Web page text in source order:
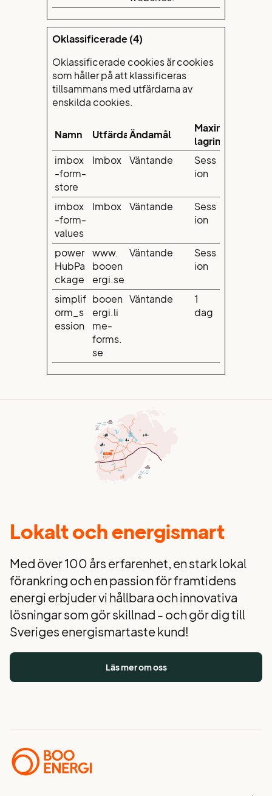
Oklassificerade (4)
Oklassificerade cookies är cookies
som håller på att klassificeras
tillsammans med utfärdarna av
enskilda cookies.
Namn UtfärdareÄndamål
Maximal
lagringstid
imbox
-form-
store
Imbox Väntande
Sess
ion
imbox
-form-
values
Imbox Väntande
Sess
ion
power
HubPa
ckage
www.
booen
ergi.se
Väntande
Sess
ion
simplif
orm_s
ession
booen
ergi.li
me-
forms.
se
Väntande
1
dag
Lokalt och energismart
Med över 100 års erfarenhet, en stark lokal
förankring och en passion för framtidens
energi erbjuder vi hållbara och innovativa
lösningar som gör skillnad - och gör dig till
Sveriges energismartaste kund!
Läs mer om oss